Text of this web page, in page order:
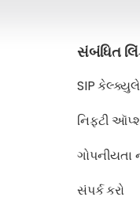
સંબંધિત
SIP
નિફ્ટી
ગોપનીયતા
સંપર્ક કરો